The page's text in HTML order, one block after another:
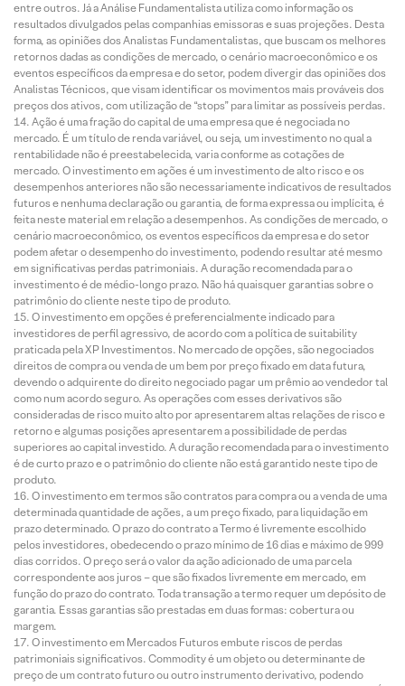
entre outros. Já a Análise Fundamentalista utiliza como informação os
resultados divulgados pelas companhias emissoras e suas projeções. Desta
forma, as opiniões dos Analistas Fundamentalistas, que buscam os melhores
retornos dadas as condições de mercado, o cenário macroeconômico e os
eventos específicos da empresa e do setor, podem divergir das opiniões dos
Analistas Técnicos, que visam identificar os movimentos mais prováveis dos
preços dos ativos, com utilização de “stops” para limitar as possíveis perdas.
Ação é uma fração do capital de uma empresa que é negociada no
mercado. É um título de renda variável, ou seja, um investimento no qual a
rentabilidade não é preestabelecida, varia conforme as cotações de
mercado. O investimento em ações é um investimento de alto risco e os
desempenhos anteriores não são necessariamente indicativos de resultados
futuros e nenhuma declaração ou garantia, de forma expressa ou implícita, é
feita neste material em relação a desempenhos. As condições de mercado, o
cenário macroeconômico, os eventos específicos da empresa e do setor
podem afetar o desempenho do investimento, podendo resultar até mesmo
em significativas perdas patrimoniais. A duração recomendada para o
investimento é de médio-longo prazo. Não há quaisquer garantias sobre o
patrimônio do cliente neste tipo de produto.
O investimento em opções é preferencialmente indicado para
investidores de perfil agressivo, de acordo com a política de suitability
praticada pela XP Investimentos. No mercado de opções, são negociados
direitos de compra ou venda de um bem por preço fixado em data futura,
devendo o adquirente do direito negociado pagar um prêmio ao vendedor tal
como num acordo seguro. As operações com esses derivativos são
consideradas de risco muito alto por apresentarem altas relações de risco e
retorno e algumas posições apresentarem a possibilidade de perdas
superiores ao capital investido. A duração recomendada para o investimento
é de curto prazo e o patrimônio do cliente não está garantido neste tipo de
produto.
O investimento em termos são contratos para compra ou a venda de uma
determinada quantidade de ações, a um preço fixado, para liquidação em
prazo determinado. O prazo do contrato a Termo é livremente escolhido
pelos investidores, obedecendo o prazo mínimo de 16 dias e máximo de 999
dias corridos. O preço será o valor da ação adicionado de uma parcela
correspondente aos juros – que são fixados livremente em mercado, em
função do prazo do contrato. Toda transação a termo requer um depósito de
garantia. Essas garantias são prestadas em duas formas: cobertura ou
margem.
O investimento em Mercados Futuros embute riscos de perdas
patrimoniais significativos. Commodity é um objeto ou determinante de
preço de um contrato futuro ou outro instrumento derivativo, podendo